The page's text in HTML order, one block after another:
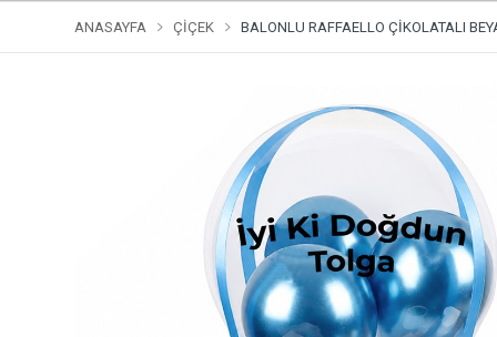
ANASAYFA ÇIÇEK BALONLU RAFFAELLO ÇIKOLATALI